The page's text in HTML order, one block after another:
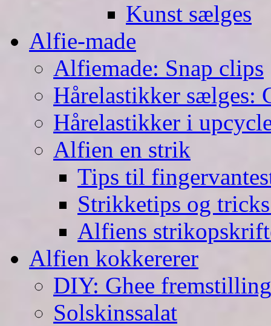
Kunst sælges
Alfie-made
Alfiemade: Snap clips
Hårelastikker sælges:
Hårelastikker i
Alfien en strik
Tips til
Strikketips og
Alfiens
Alfien kokkererer
DIY: Ghee
Solskinssalat